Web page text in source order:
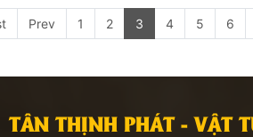
Prev 1 2 3 4 5 6
TÂN THỊNH PHÁT - VẬT